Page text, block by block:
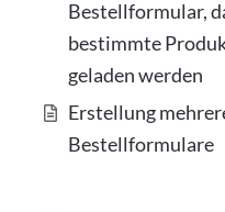
Bestellformular,
bestimmte
geladen werden
Erstellung
Bestellformulare